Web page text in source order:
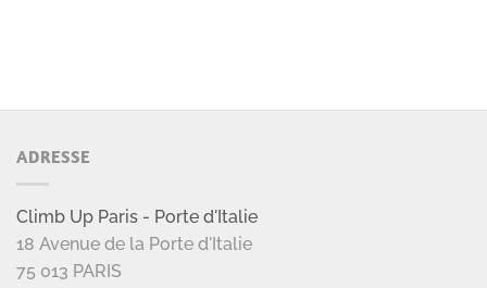
ADRESSE
Climb Up Paris - Porte d'Italie
18 Avenue de la Porte d'Italie
75 013 PARIS